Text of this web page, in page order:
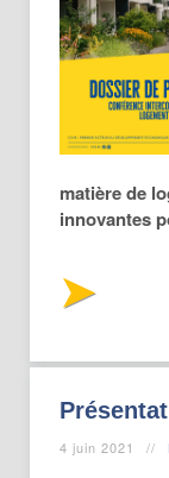
matière de
innovantes
4 juin 2021